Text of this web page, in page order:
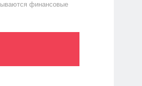
финансовые